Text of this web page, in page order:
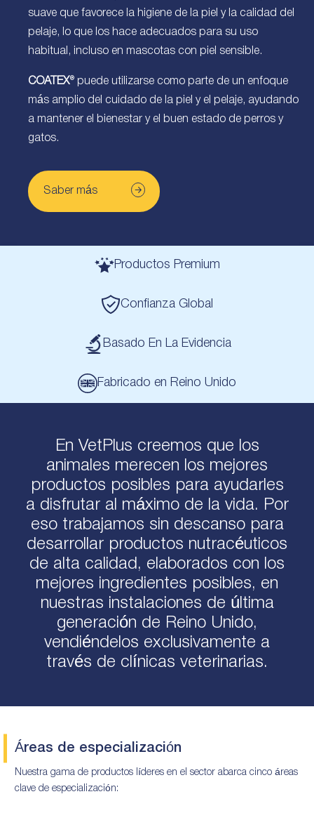
suave que favorece la higiene de la piel y la calidad del
pelaje, lo que los hace adecuados para su uso
habitual, incluso en mascotas con piel sensible.
COATEX® puede utilizarse como parte de un enfoque
más amplio del cuidado de la piel y el pelaje, ayudando
a mantener el bienestar y el buen estado de perros y
gatos.
Saber más
Productos Premium
Confianza Global
Basado En La Evidencia
Fabricado en Reino Unido
En VetPlus creemos que los
animales merecen los mejores
productos posibles para ayudarles
a disfrutar al máximo de la vida. Por
eso trabajamos sin descanso para
desarrollar productos nutracéuticos
de alta calidad, elaborados con los
mejores ingredientes posibles, en
nuestras instalaciones de última
generación de Reino Unido,
vendiéndelos exclusivamente a
través de clínicas veterinarias.
Áreas de especialización
Nuestra gama de productos líderes en el sector abarca cinco áreas
clave de especialización: